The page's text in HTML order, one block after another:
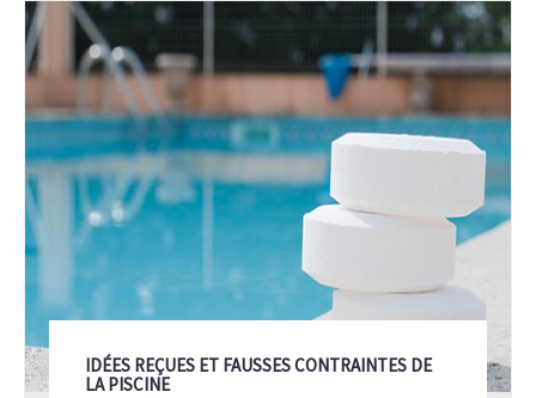
IDÉES REÇUES ET FAUSSES CONTRAINTES DE
LA PISCINE